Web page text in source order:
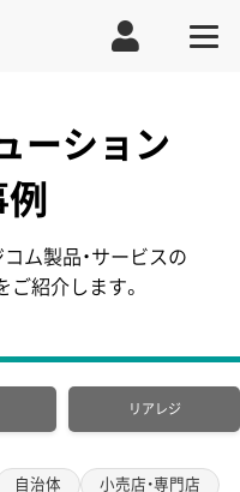
ーション
ム製品・サービスの
紹介します。
リアレジ
自治体 小売店・専門店